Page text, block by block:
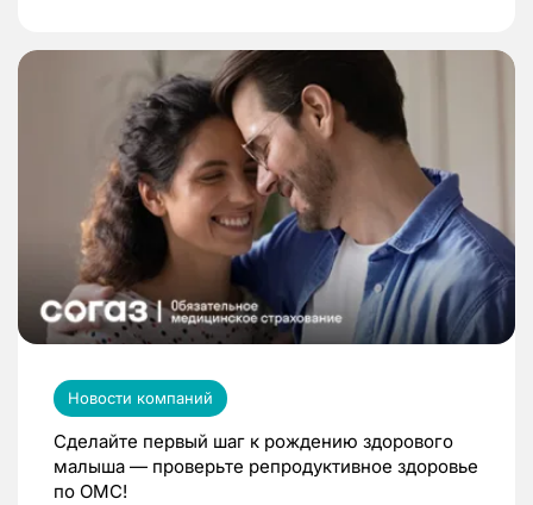
Новости компаний
Сделайте первый шаг к рождению здорового
малыша — проверьте репродуктивное здоровье
по ОМС!